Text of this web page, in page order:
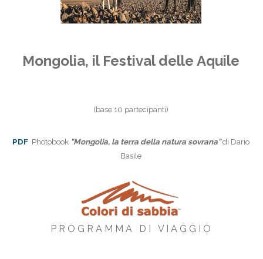
Mongolia, il Festival delle Aquile
(base 10 partecipanti)
PDF Photobook "Mongolia, la terra della natura sovrana" di Dario
Basile
P R O G R A M M A D I V I A G G I O